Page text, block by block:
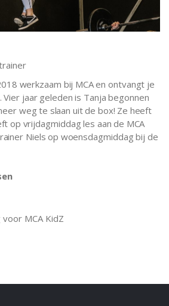
werkzaam bij MCA en ontvangt je
jaar geleden is Tanja begonnen
weg te slaan uit de box! Ze heeft
op vrijdagmiddag les aan de MCA
Niels op woensdagmiddag bij de
MCA KidZ